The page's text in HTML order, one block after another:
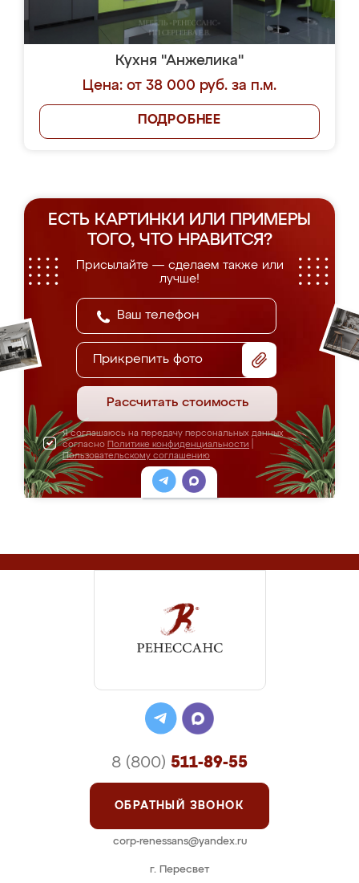
Кухня "Анжелика"
Цена: от 38 000 руб. за п.м.
ПОДРОБНЕЕ
ЕСТЬ КАРТИНКИ ИЛИ ПРИМЕРЫ
ТОГО, ЧТО НРАВИТСЯ?
Присылайте — сделаем также или
лучше!
Прикрепить фото
Рассчитать стоимость
Я соглашаюсь на передачу персональных данных
согласно Политике конфиденциальности
Пользовательскому соглашению
г. Пересвет
8 (800) 511-89-55
ОБРАТНЫЙ ЗВОНОК
corp-renessans@yandex.ru